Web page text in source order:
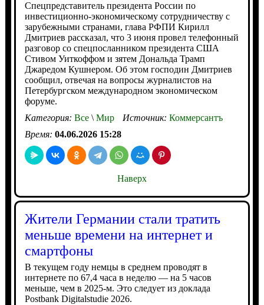
Спецпредставитель президента России по
инвестиционно-экономическому сотрудничеству с
зарубежными странами, глава РФПИ Кирилл
Дмитриев рассказал, что 3 июня провел телефонный
разговор со спецпосланником президента США
Стивом Уиткоффом и зятем Дональда Трамп
Джаредом Кушнером. Об этом господин Дмитриев
сообщил, отвечая на вопросы журналистов на
Петербургском международном экономическом
форуме.
Категория: Все\Мир Источник: Коммерсантъ
Время: 04.06.2026 15:28
Наверх
Жители Германии стали тратить
меньше времени на интернет и
смартфоны
В текущем году немцы в среднем проводят в
интернете по 67,4 часа в неделю — на 5 часов
меньше, чем в 2025-м. Это следует из доклада
Postbank Digitalstudie 2026.